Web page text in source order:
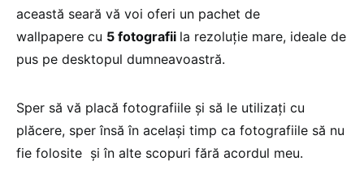
această seară vă voi oferi un pachet de
wallpapere cu 5 fotografii la rezoluţie mare, ideale de
pus pe desktopul dumneavoastră.
Sper să vă placă fotografiile şi să le utilizaţi cu
plăcere, sper însă în acelaşi timp ca fotografiile să nu
fie folosite şi în alte scopuri fără acordul meu.